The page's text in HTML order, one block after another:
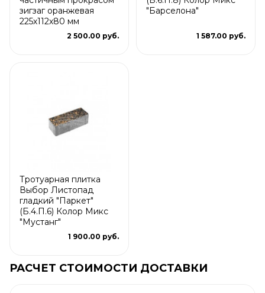
зигзаг оранжевая
225х112х80 мм
2 500.00 руб.
"Барселона"
1 587.00 руб.
Тротуарная плитка
Выбор Листопад
гладкий "Паркет"
(Б.4.П.6) Колор Микс
"Мустанг"
1 900.00 руб.
РАСЧЕТ СТОИМОСТИ ДОСТАВКИ